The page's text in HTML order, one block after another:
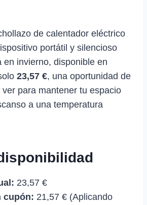
de calentador eléctrico
portátil y silencioso
en invierno, disponible en
23,57 €, una oportunidad de
para mantener tu espacio
a una temperatura
23,57 €
cupón: 21,57 € (Aplicando